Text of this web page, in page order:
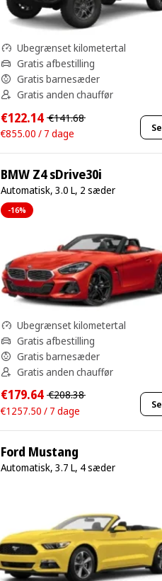
Ubegrænset kilometertal
Gratis afbestilling
Gratis barnesæder
Gratis anden chauffør
€122.14 €141.68
€855.00 / 7 dage
Se
BMW Z4 sDrive30i
Automatisk, 3.0 L, 2 sæder
-16%
Ubegrænset kilometertal
Gratis afbestilling
Gratis barnesæder
Gratis anden chauffør
€179.64 €208.38
€1257.50 / 7 dage
Se
Ford Mustang
Automatisk, 3.7 L, 4 sæder